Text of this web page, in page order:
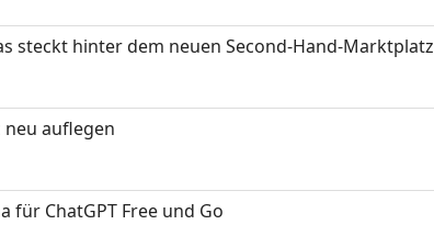
steckt hinter dem neuen Second-Hand-Marktplatz
neu auflegen
für ChatGPT Free und Go